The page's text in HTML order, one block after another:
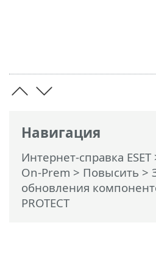
Навигация
Интернет-справка ESET
On-Prem > Повысить >
обновления
PROTECT